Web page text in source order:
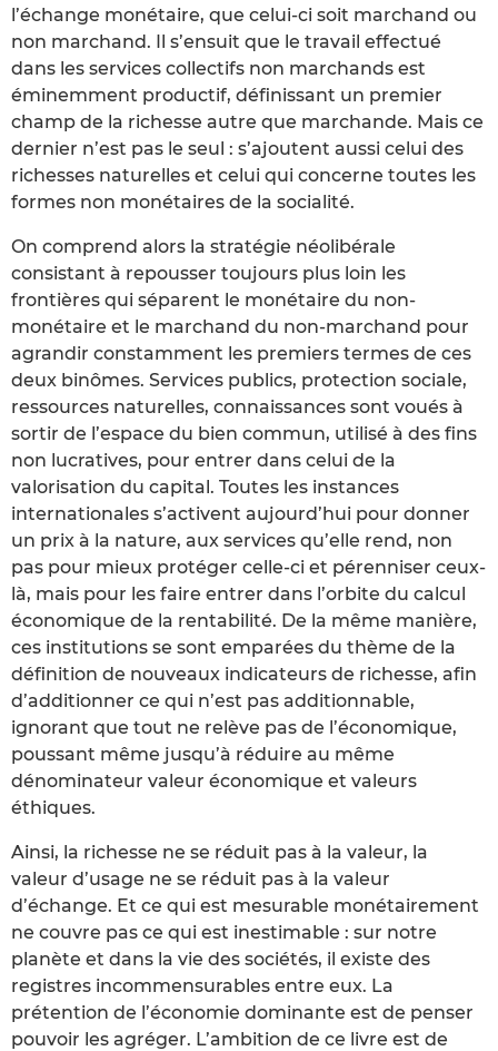
l’échange monétaire, que celui-ci soit marchand ou
non marchand. Il s’ensuit que le travail effectué
dans les services collectifs non marchands est
éminemment productif, définissant un premier
champ de la richesse autre que marchande. Mais ce
dernier n’est pas le seul : s’ajoutent aussi celui des
richesses naturelles et celui qui concerne toutes les
formes non monétaires de la socialité.
On comprend alors la stratégie néolibérale
consistant à repousser toujours plus loin les
frontières qui séparent le monétaire du non-
monétaire et le marchand du non-marchand pour
agrandir constamment les premiers termes de ces
deux binômes. Services publics, protection sociale,
ressources naturelles, connaissances sont voués à
sortir de l’espace du bien commun, utilisé à des fins
non lucratives, pour entrer dans celui de la
valorisation du capital. Toutes les instances
internationales s’activent aujourd’hui pour donner
un prix à la nature, aux services qu’elle rend, non
pas pour mieux protéger celle-ci et pérenniser ceux-
là, mais pour les faire entrer dans l’orbite du calcul
économique de la rentabilité. De la même manière,
ces institutions se sont emparées du thème de la
définition de nouveaux indicateurs de richesse, afin
d’additionner ce qui n’est pas additionnable,
ignorant que tout ne relève pas de l’économique,
poussant même jusqu’à réduire au même
dénominateur valeur économique et valeurs
éthiques.
Ainsi, la richesse ne se réduit pas à la valeur, la
valeur d’usage ne se réduit pas à la valeur
d’échange. Et ce qui est mesurable monétairement
ne couvre pas ce qui est inestimable : sur notre
planète et dans la vie des sociétés, il existe des
registres incommensurables entre eux. La
prétention de l’économie dominante est de penser
pouvoir les agréger. L’ambition de ce livre est de